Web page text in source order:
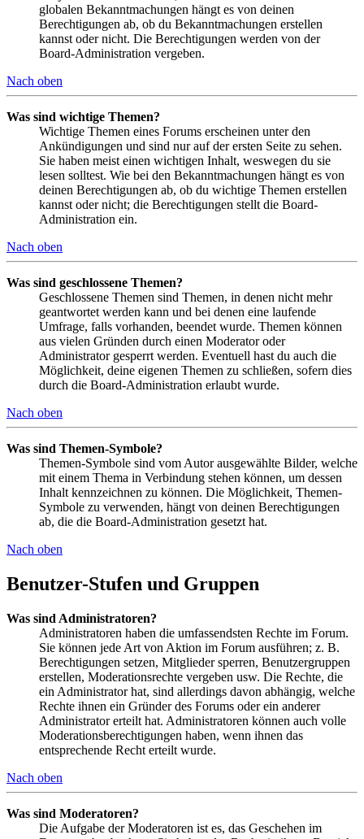
globalen Bekanntmachungen hängt es von deinen
Berechtigungen ab, ob du Bekanntmachungen erstellen
kannst oder nicht. Die Berechtigungen werden von der
Board-Administration vergeben.
Nach oben
Was sind wichtige Themen?
Wichtige Themen eines Forums erscheinen unter den
Ankündigungen und sind nur auf der ersten Seite zu sehen.
Sie haben meist einen wichtigen Inhalt, weswegen du sie
lesen solltest. Wie bei den Bekanntmachungen hängt es von
deinen Berechtigungen ab, ob du wichtige Themen erstellen
kannst oder nicht; die Berechtigungen stellt die Board-
Administration ein.
Nach oben
Was sind geschlossene Themen?
Geschlossene Themen sind Themen, in denen nicht mehr
geantwortet werden kann und bei denen eine laufende
Umfrage, falls vorhanden, beendet wurde. Themen können
aus vielen Gründen durch einen Moderator oder
Administrator gesperrt werden. Eventuell hast du auch die
Möglichkeit, deine eigenen Themen zu schließen, sofern dies
durch die Board-Administration erlaubt wurde.
Nach oben
Was sind Themen-Symbole?
Themen-Symbole sind vom Autor ausgewählte Bilder, welche
mit einem Thema in Verbindung stehen können, um dessen
Inhalt kennzeichnen zu können. Die Möglichkeit, Themen-
Symbole zu verwenden, hängt von deinen Berechtigungen
ab, die die Board-Administration gesetzt hat.
Nach oben
Benutzer-Stufen und Gruppen
Was sind Administratoren?
Administratoren haben die umfassendsten Rechte im Forum.
Sie können jede Art von Aktion im Forum ausführen; z. B.
Berechtigungen setzen, Mitglieder sperren, Benutzergruppen
erstellen, Moderationsrechte vergeben usw. Die Rechte, die
ein Administrator hat, sind allerdings davon abhängig, welche
Rechte ihnen ein Gründer des Forums oder ein anderer
Administrator erteilt hat. Administratoren können auch volle
Moderationsberechtigungen haben, wenn ihnen das
entsprechende Recht erteilt wurde.
Nach oben
Was sind Moderatoren?
Die Aufgabe der Moderatoren ist es, das Geschehen im